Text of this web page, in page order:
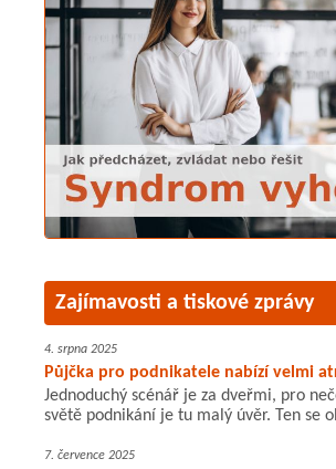
Zajímavosti a tiskové zprávy
4. srpna 2025
Půjčka pro podnikatele nabízí velmi
Jednoduchý scénář je za dveřmi, pro
světě podnikání je tu malý úvěr. Ten se
7. července 2025